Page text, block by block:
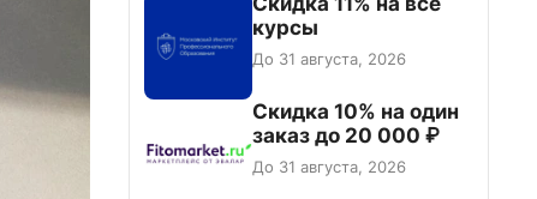
курсы
До 31 августа, 2026
Скидка 10% на один
заказ до 20 000 ₽
До 31 августа, 2026